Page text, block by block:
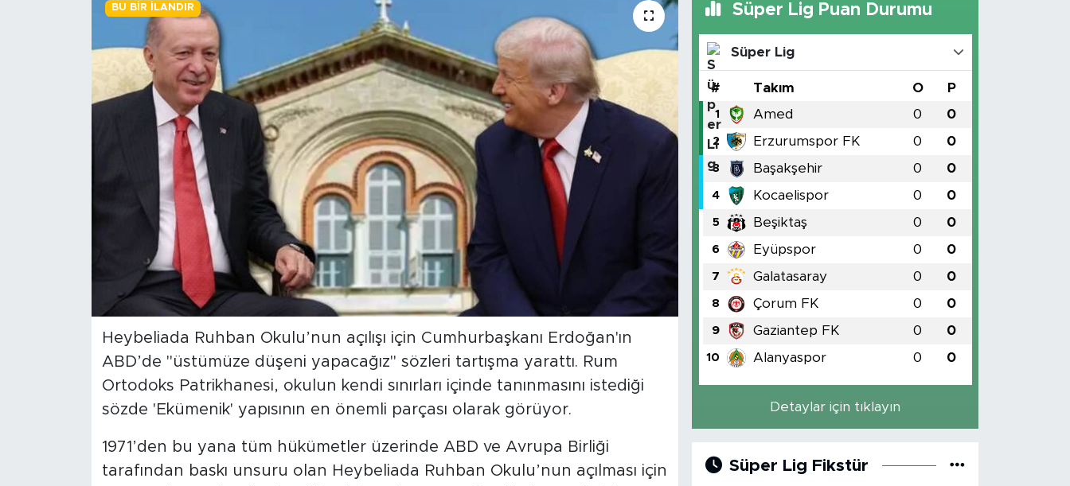
BU BIR İLANDIR
Heybeliada Ruhban Okulu’nun açılışı için Cumhurbaşkanı Erdoğan'ın
ABD’de "üstümüze düşeni yapacağız" sözleri tartışma yarattı. Rum
Ortodoks Patrikhanesi, okulun kendi sınırları içinde tanınmasını istediği
sözde 'Ekümenik' yapısının en önemli parçası olarak görüyor.
1971’den bu yana tüm hükümetler üzerinde ABD ve Avrupa Birliği
tarafından baskı unsuru olan Heybeliada Ruhban Okulu’nun açılması için
Süper Lig Puan Durumu
Süper Lig
# Takım O P
1 Amed 0 0
2 Erzurumspor FK 0 0
3 Başakşehir 0 0
4 Kocaelispor 0 0
5 Beşiktaş 0 0
6 Eyüpspor 0 0
7 Galatasaray 0 0
8 Çorum FK 0 0
9 Gaziantep FK 0 0
10 Alanyaspor 0 0
Detaylar için tıklayın
Süper Lig Fikstür
RÖPÖRTAJ
NOSTALJİ
KÜLTÜR SANAT
TARİHTEN GÜNÜMÜZE